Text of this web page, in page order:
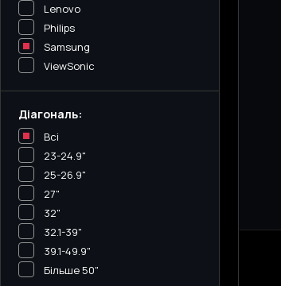
Lenovo
Philips
Samsung
ViewSonic
Діагональ:
Всі
23-24.9"
25-26.9"
27"
32"
32.1-39"
39.1-49.9"
Більше 50"